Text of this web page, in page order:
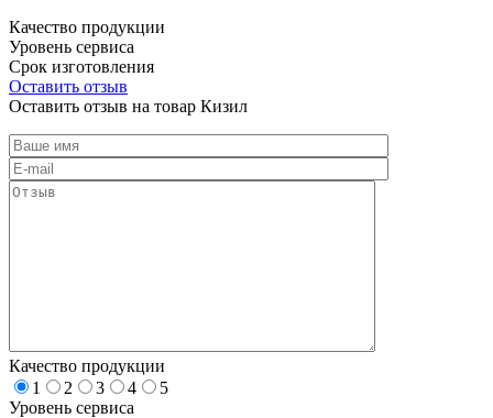
Качество продукции
Уровень сервиса
Срок изготовления
Оставить отзыв
Оставить отзыв на товар Кизил
Качество продукции
1
2 3 4
5
Уровень сервиса